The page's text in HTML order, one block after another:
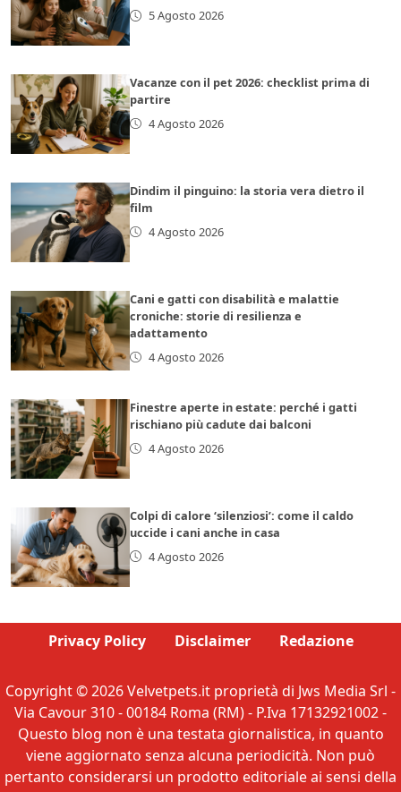
5 Agosto 2026
Vacanze con il pet 2026: checklist prima di
partire
4 Agosto 2026
Dindim il pinguino: la storia vera dietro il
film
4 Agosto 2026
Cani e gatti con disabilità e malattie
croniche: storie di resilienza e
adattamento
4 Agosto 2026
Finestre aperte in estate: perché i gatti
rischiano più cadute dai balconi
4 Agosto 2026
Colpi di calore ‘silenziosi’: come il caldo
uccide i cani anche in casa
4 Agosto 2026
Privacy Policy Disclaimer Redazione
Copyright © 2026 Velvetpets.it proprietà di Jws Media Srl -
Via Cavour 310 - 00184 Roma (RM) - P.Iva 17132921002 -
Questo blog non è una testata giornalistica, in quanto
viene aggiornato senza alcuna periodicità. Non può
pertanto considerarsi un prodotto editoriale ai sensi della